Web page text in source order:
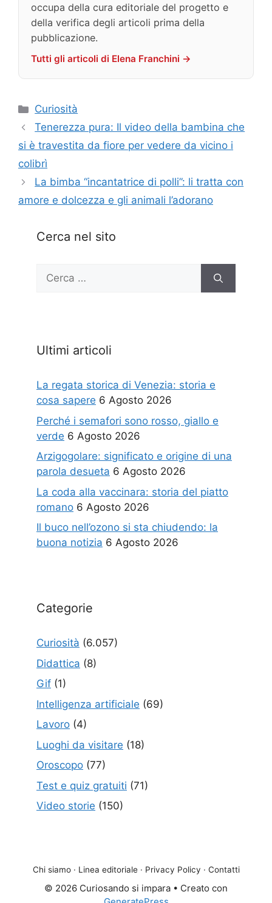
occupa della cura editoriale del progetto e
della verifica degli articoli prima della
pubblicazione.
Tutti gli articoli di Elena Franchini →
Categorie
Curiosità
Tenerezza pura: Il video della bambina che
si è travestita da fiore per vedere da vicino i
colibrì
La bimba “incantatrice di polli”: li tratta con
amore e dolcezza e gli animali l’adorano
Cerca nel sito
Ricerca
Ultimi articoli
La regata storica di Venezia: storia e
cosa sapere 6 Agosto 2026
Perché i semafori sono rosso, giallo e
verde 6 Agosto 2026
Arzigogolare: significato e origine di una
parola desueta 6 Agosto 2026
La coda alla vaccinara: storia del piatto
romano 6 Agosto 2026
Il buco nell’ozono si sta chiudendo: la
buona notizia 6 Agosto 2026
Categorie
Curiosità (6.057)
Didattica (8)
Gif (1)
Intelligenza artificiale (69)
Lavoro (4)
Luoghi da visitare (18)
Oroscopo (77)
Test e quiz gratuiti (71)
Video storie (150)
Chi siamo · Linea editoriale · Privacy Policy · Contatti
© 2026 Curiosando si impara • Creato con